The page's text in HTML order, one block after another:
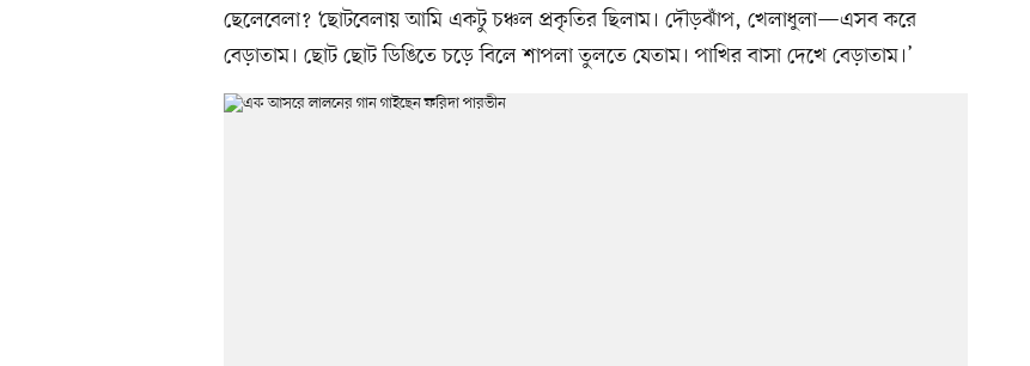
ছেলেবেলা? ‘ছোটবেলায় আমি একটু চঞ্চল প্রকৃতির ছিলাম। দৌড়ঝাঁপ, খেলাধুলা—এসব করে
বেড়াতাম। ছোট ছোট ডিঙিতে চড়ে বিলে শাপলা তুলতে যেতাম। পাখির বাসা দেখে বেড়াতাম।’